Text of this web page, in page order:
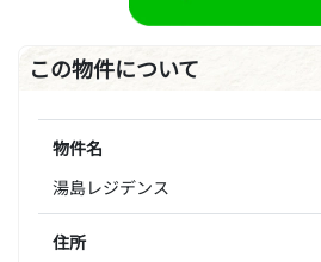
この物件について
物件名
湯島レジデンス
住所